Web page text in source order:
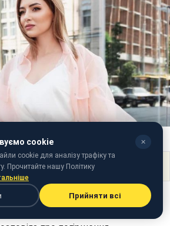
Поділитися
Катерина Тишкевич, яка багато
cookie ✕
cookie для аналізу трафіку та
Прочитайте нашу Політику
Прийняти всі